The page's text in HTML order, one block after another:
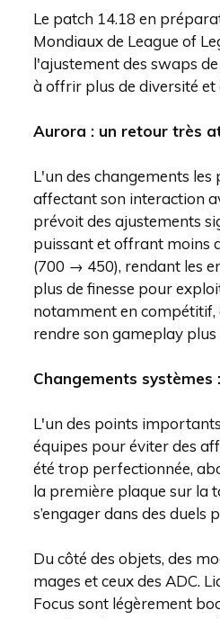
Le patch 14.18 en
Mondiaux de League of
l'ajustement des swaps
à offrir plus de diversité
Aurora : un retour très
L'un des changements
affectant son interaction
prévoit des ajustements
puissant et offrant moins
(700 → 450), rendant les
plus de finesse pour
notamment en compétitif,
rendre son gameplay
Changements
L'un des points
équipes pour éviter des
été trop perfectionnée,
la première plaque sur la
s’engager dans des duels
Du côté des objets, des
mages et ceux des ADC.
Focus sont légèrement